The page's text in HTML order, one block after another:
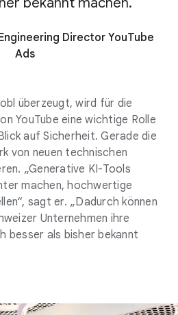
Director YouTube
Ads
überzeugt, wird für die
YouTube eine wichtige Rolle
auf Sicherheit. Gerade die
von neuen technischen
„Generative KI-Tools
machen, hochwertige
sagt er. „Dadurch können
Unternehmen ihre
besser als bisher bekannt